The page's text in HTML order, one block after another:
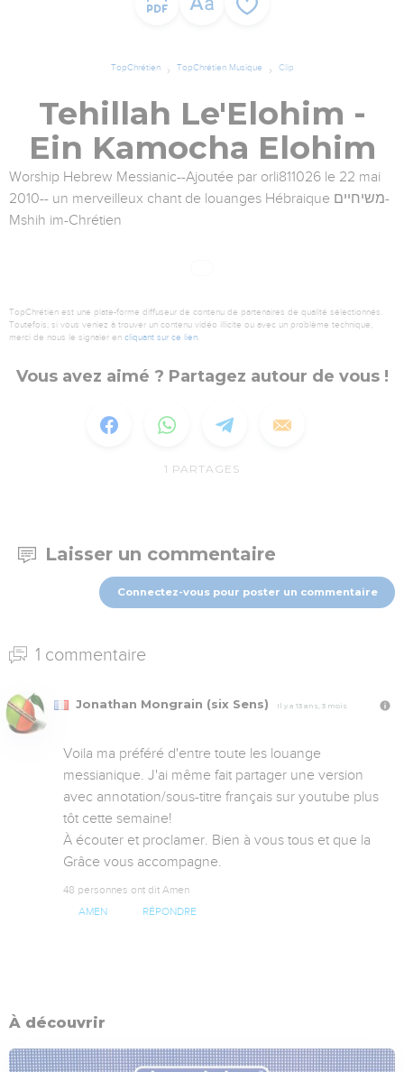
TopChrétien TopChrétien Musique Clip
Tehillah Le'Elohim -
Ein Kamocha Elohim
Worship Hebrew Messianic--Ajoutée par orli811026 le 22 mai
2010-- un merveilleux chant de louanges Hébraique משיחיים-
Mshih im-Chrétien
TopChrétien est une plate-forme diffuseur de contenu de partenaires de qualité sélectionnés.
Toutefois, si vous veniez à trouver un contenu vidéo illicite ou avec un problème technique,
merci de nous le signaler en cliquant sur ce lien.
Vous avez aimé ? Partagez autour de vous !
1 PARTAGES
Laisser un commentaire
Connectez-vous pour poster un commentaire
1 commentaire
Jonathan Mongrain (six Sens) Il y a 13 ans, 3 mois
Voila ma préféré d'entre toute les louange
messianique. J'ai même fait partager une version
avec annotation/sous-titre français sur youtube plus
tôt cette semaine!
À écouter et proclamer. Bien à vous tous et que la
Grâce vous accompagne.
48 personnes ont dit Amen
AMEN RÉPONDRE
À découvrir